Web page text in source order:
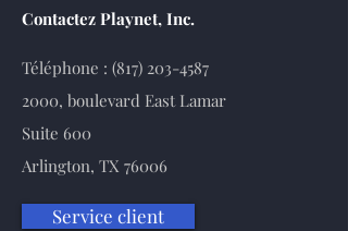
Contactez Playnet, Inc.
Téléphone : (817) 203-4587
2000, boulevard East Lamar
Suite 600
Arlington, TX 76006
Service client